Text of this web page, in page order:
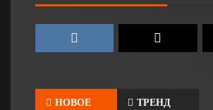
НОВОЕ ТРЕНД